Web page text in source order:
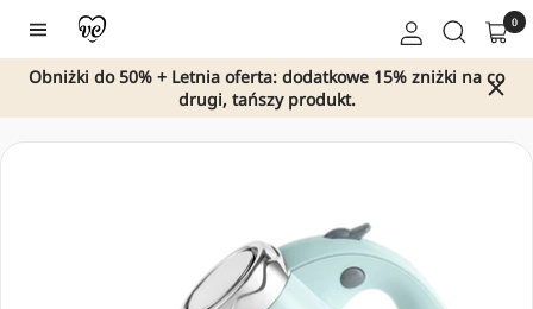
treści
Nawigacja 0
Obniżki do 50% + Letnia oferta: dodatkowe 15% zniżki na co
drugi, tańszy produkt.